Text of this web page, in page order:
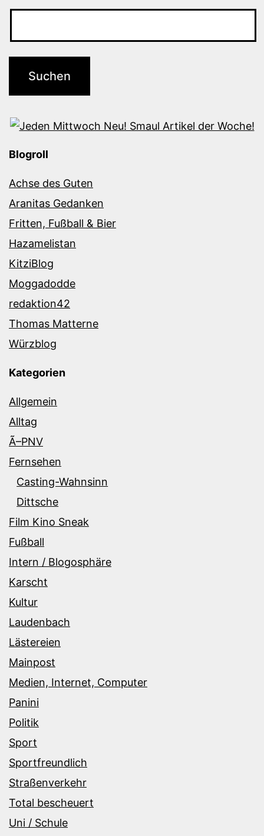
Blogroll
Achse des Guten
Aranitas Gedanken
Fritten, Fußball & Bier
Hazamelistan
KitziBlog
Moggadodde
redaktion42
Thomas Matterne
Würzblog
Kategorien
Allgemein
Alltag
Ã–PNV
Fernsehen
Casting-Wahnsinn
Dittsche
Film Kino Sneak
Fußball
Intern / Blogosphäre
Karscht
Kultur
Laudenbach
Lästereien
Mainpost
Medien, Internet, Computer
Panini
Politik
Sport
Sportfreundlich
Straßenverkehr
Total bescheuert
Uni / Schule